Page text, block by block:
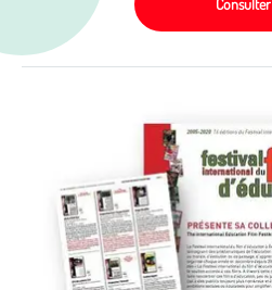
Consulter